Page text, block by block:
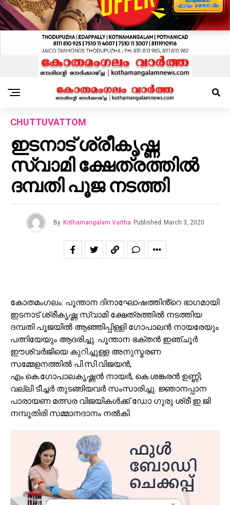
CHUTTUVATTOM
ഇടനാട് ശ്രീകൃഷ്ണ
സ്വാമി ക്ഷേത്രത്തിൽ
ദമ്പതി പൂജ നടത്തി
By Kothamangalam Vartha Published March 3, 2020
കോതമംഗലം: പൂന്താന ദിനാഘോഷത്തിൻ്റെ ഭാഗമായി
ഇടനാട് ശ്രീകൃഷ്ണ സ്വാമി ക്ഷേത്രത്തിൽ നടത്തിയ
ദമ്പതി പൂജയിൽ ആഞ്ഞിപ്പിള്ളി ഗോപാലൻ നായരേയും
പത്നിയേയും ആദരിച്ചു. പൂന്താന ഭക്തൻ ഇഞ്ചൂർ
ഈശ്വർജിയെ കുറിച്ചുള്ള അനുസ്മരണ
സമ്മേളനത്തിൽ പി.സി.വിജയൻ,
എം.കെ.ഗോപാലകൃഷ്ണൻ നായർ, കെ.ശങ്കരൻ ഉണ്ണി,
വല്ലി ടീച്ചർ തുടങ്ങിയവർ സംസാരിച്ചു. ജ്ഞാനപ്പാന
പാരായണ മത്സര വിജയികൾക്ക് ഡോ ഗുരു ശ്രീ ഇ.ജി
നമ്പൂതിരി സമ്മാനദാനം നൽകി.